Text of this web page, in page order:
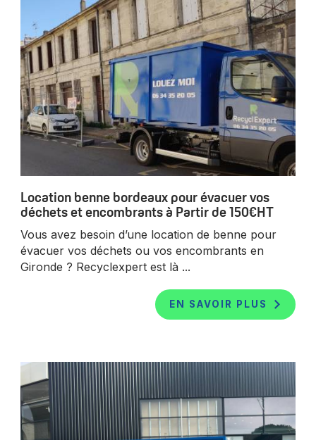
Location benne bordeaux pour évacuer vos
déchets et encombrants à Partir de 150€HT
Vous avez besoin d’une location de benne pour
évacuer vos déchets ou vos encombrants en
Gironde ? Recyclexpert est là ...
EN SAVOIR PLUS